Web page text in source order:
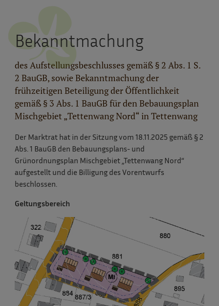
Bekanntmachung
des Aufstellungsbeschlusses gemäß § 2 Abs. 1 S.
2 BauGB, sowie Bekanntmachung der
frühzeitigen Beteiligung der Öffentlichkeit
gemäß § 3 Abs. 1 BauGB für den Bebauungsplan
Mischgebiet „Tettenwang Nord“ in Tettenwang
Der Marktrat hat in der Sitzung vom 18.11.2025 gemäß § 2
Abs. 1 BauGB den Bebauungsplans- und
Grünordnungsplan Mischgebiet „Tettenwang Nord“
aufgestellt und die Billigung des Vorentwurfs
beschlossen.
Geltungsbereich